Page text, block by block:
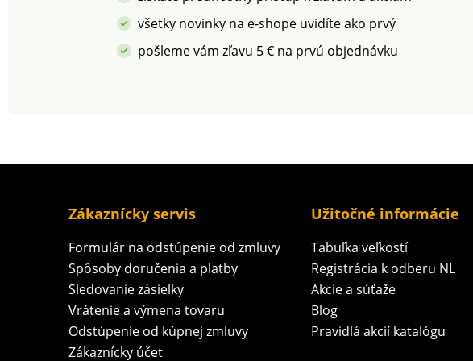
všetky novinky na e-shope uvidíte ako prvý
pošleme vám zľavu 5 € na prvú objednávku
Zákaznícky servis
Formulár na odstúpenie od zmluvy
Spôsoby doručenia a platby
Sledovanie zásielky
Vrátenie a výmena tovaru
Odstúpenie od kúpnej zmluvy
Zákaznícky účet
Užitočné informácie
Tabuľka veľkostí
Registrácia k odberu NL
Akcie a súťaže
Blog
Pravidlá akcií katalógu